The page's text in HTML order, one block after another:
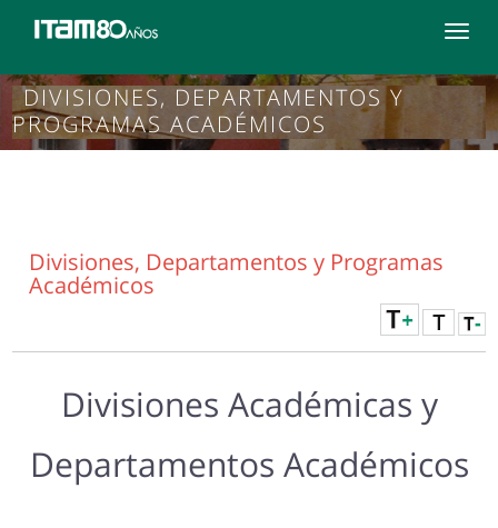
Toggle
DIVISIONES, DEPARTAMENTOS Y
PROGRAMAS ACADÉMICOS
Divisiones, Departamentos y Programas
Académicos
Divisiones Académicas y
Departamentos Académicos